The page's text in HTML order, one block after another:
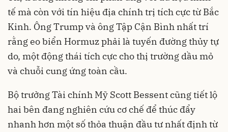
tế mà còn với tín hiệu địa chính trị tích cực từ Bắc
Kinh. Ông Trump và ông Tập Cận Bình nhất trí
rằng eo biển Hormuz phải là tuyến đường thủy tự
do, một động thái tích cực cho thị trường dầu mỏ
và chuỗi cung ứng toàn cầu.
Bộ trưởng Tài chính Mỹ Scott Bessent cũng tiết lộ
hai bên đang nghiên cứu cơ chế để thúc đẩy
nhanh hơn một số thỏa thuận đầu tư nhất định từ